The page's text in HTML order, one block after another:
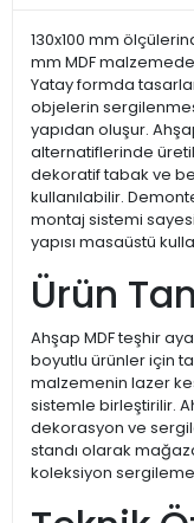
130x100 mm
mm MDF
Yatay formda
objelerin
yapıdan oluşur.
alternatiflerinde
dekoratif tabak ve
kullanılabilir.
montaj sistemi
yapısı masaüstü
Ürün
Ahşap MDF teşhir
boyutlu ürünler için
malzemenin lazer
sistemle birleştirilir.
dekorasyon ve
standı olarak
koleksiyon